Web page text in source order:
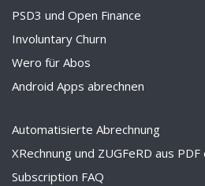
PSD3 und Open Finance
Involuntary Churn
Wero für Abos
Android Apps abrechnen
Automatisierte Abrechnung
XRechnung und ZUGFeRD aus
Subscription FAQ